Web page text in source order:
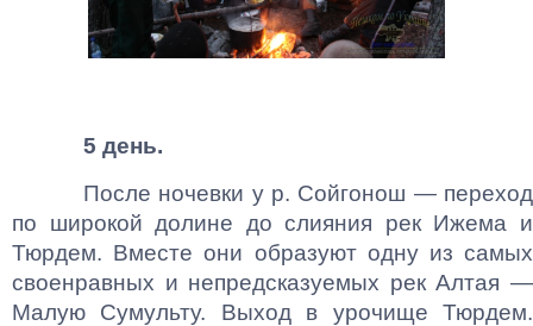
5 день.
После ночевки у р. Сойгонош — переход
по широкой долине до слияния рек Ижема и
Тюрдем. Вместе они образуют одну из самых
своенравных и непредсказуемых рек Алтая —
Малую Сумульту. Выход в урочище Тюрдем.